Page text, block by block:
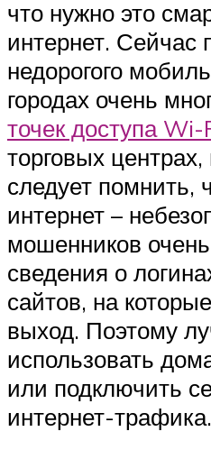
что нужно это
интернет. Сейчас
недорогого
городах очень
точек доступа Wi-
торговых
следует помнить,
интернет –
мошенников
сведения о
сайтов, на
выход. Поэтому
использовать
или подключить
интернет-трафика.